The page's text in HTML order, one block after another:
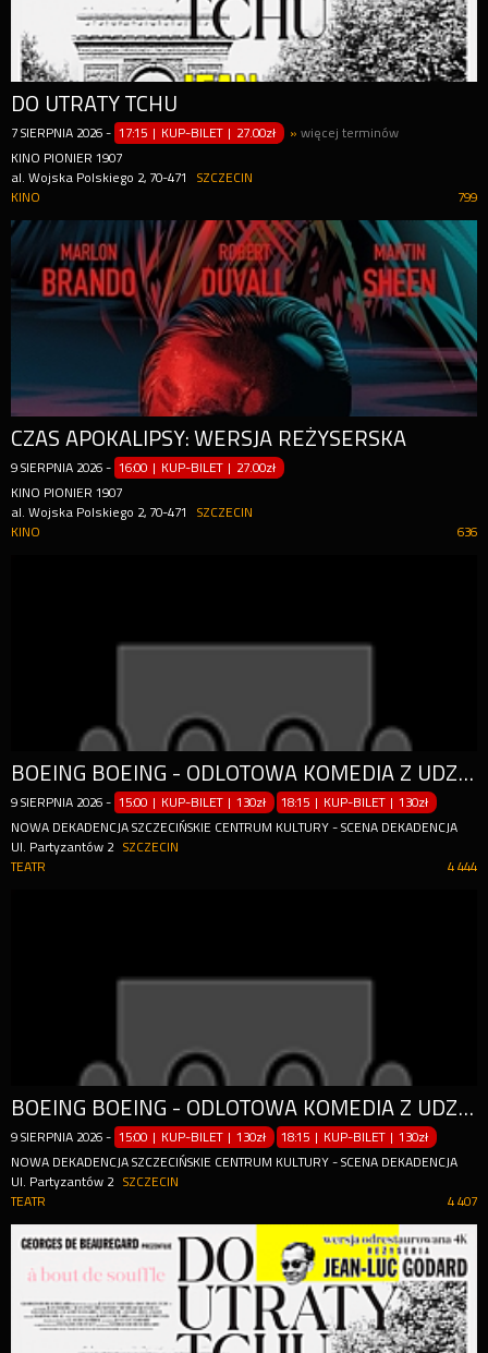
DO UTRATY TCHU
7 SIERPNIA 2026 - 17:15 | KUP-BILET | 27.00zł »więcej terminów
KINO PIONIER 1907
al. Wojska Polskiego 2, 70-471
SZCZECIN
799
KINO
CZAS APOKALIPSY: WERSJA REŻYSERSKA
9 SIERPNIA 2026 - 16:00 | KUP-BILET | 27.00zł
KINO PIONIER 1907
al. Wojska Polskiego 2, 70-471
SZCZECIN
636
KINO
BOEING BOEING - ODLOTOWA KOMEDIA Z UDZIAŁEM GWIAZD
9 SIERPNIA 2026 - 15:00 | KUP-BILET |130zł 18:15 | KUP-BILET |130zł
NOWA DEKADENCJA SZCZECIŃSKIE CENTRUM KULTURY - SCENA DEKADENCJA
Ul. Partyzantów 2
SZCZECIN
4 444
TEATR
BOEING BOEING - ODLOTOWA KOMEDIA Z UDZIAŁEM GWIAZD
9 SIERPNIA 2026 - 15:00 | KUP-BILET |130zł 18:15 | KUP-BILET |130zł
NOWA DEKADENCJA SZCZECIŃSKIE CENTRUM KULTURY - SCENA DEKADENCJA
Ul. Partyzantów 2
SZCZECIN
4 407
TEATR